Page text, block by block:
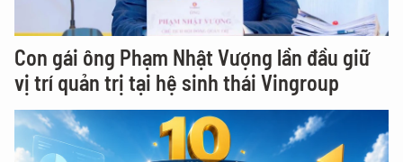
Con gái ông Phạm Nhật Vượng lần đầu giữ
vị trí quản trị tại hệ sinh thái Vingroup